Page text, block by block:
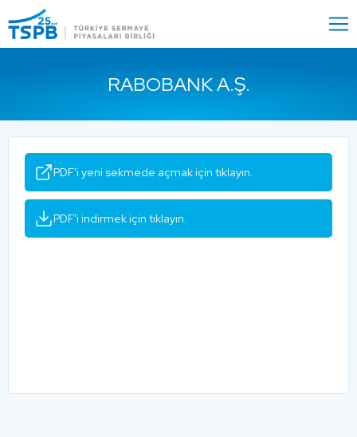
Close
RABOBANK A.Ş.
PDF'i yeni sekmede açmak için tıklayın.
PDF'i indirmek için tıklayın.